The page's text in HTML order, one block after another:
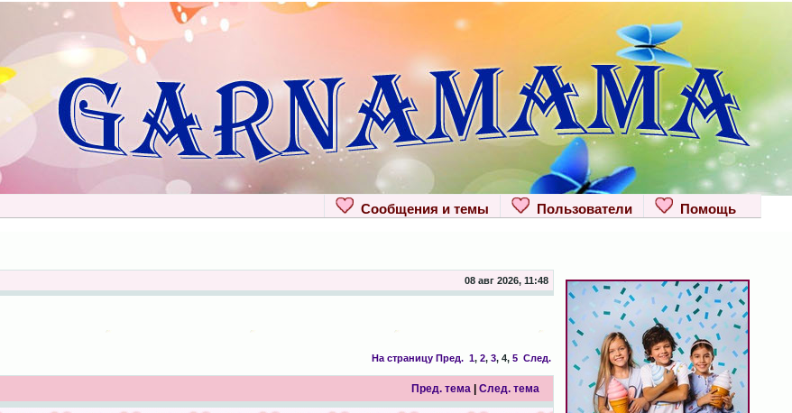
Помощь
Пользователи
Сообщения и темы
08 авг 2026, 11:48
На страницу Пред. 1, 2, 3, 4, 5 След.
Пред. тема| След. тема